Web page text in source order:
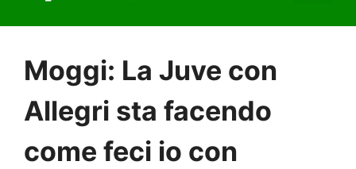
Moggi: La Juve con
Allegri sta facendo
come feci io con